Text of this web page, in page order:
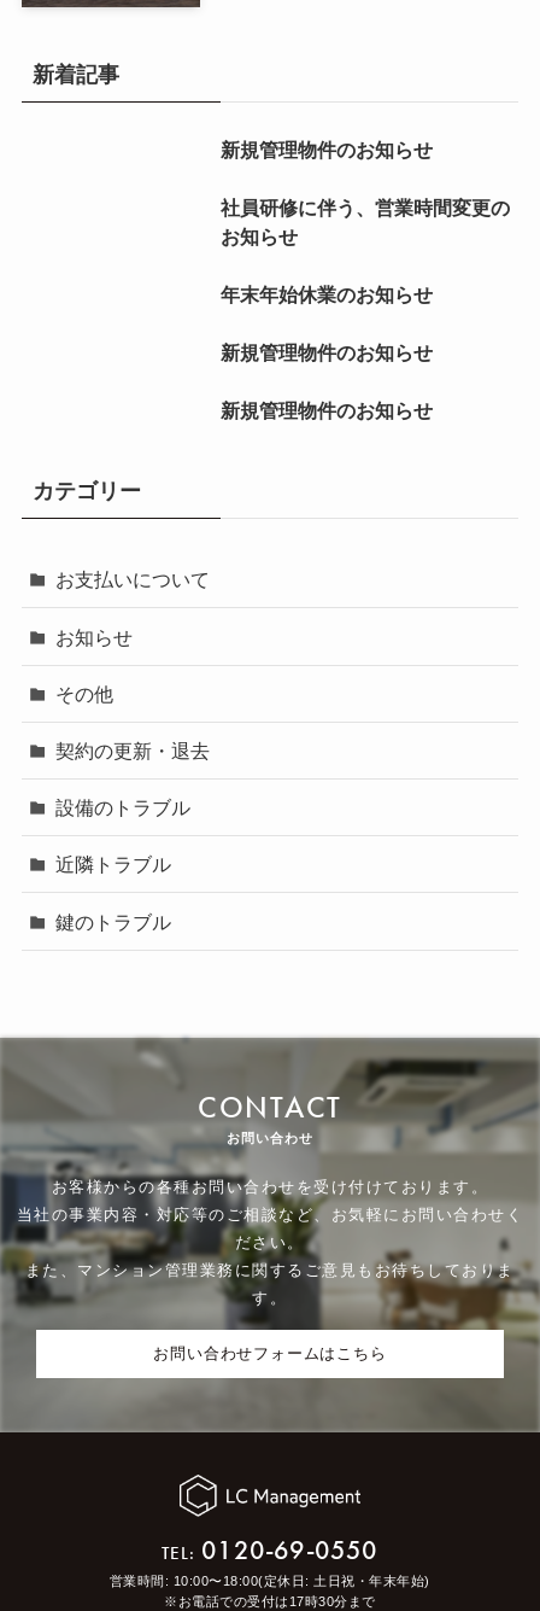
新着記事
新規管理物件のお知らせ
社員研修に伴う、営業時間変更の
お知らせ
年末年始休業のお知らせ
新規管理物件のお知らせ
新規管理物件のお知らせ
カテゴリー
お支払いについて
お知らせ
その他
契約の更新・退去
設備のトラブル
近隣トラブル
鍵のトラブル
CONTACT
お問い合わせ
お客様からの各種お問い合わせを受け付けております。
当社の事業内容・対応等のご相談など、お気軽にお問い合わせく
ださい。
また、マンション管理業務に関するご意見もお待ちしておりま
す。
お問い合わせフォームはこちら
TEL: 0120-69-0550
営業時間: 10:00〜18:00(定休日: 土日祝・年末年始)
※お電話での受付は17時30分まで